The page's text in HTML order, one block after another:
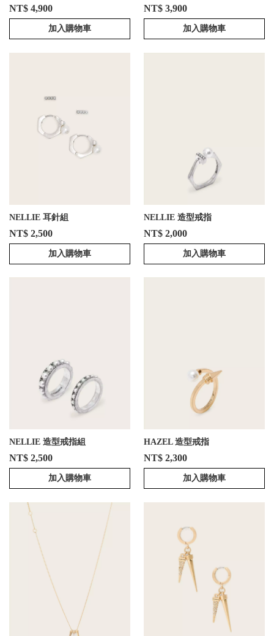
NT$ 4,900
加入購物車
NT$ 3,900
加入購物車
NELLIE 耳針組
NT$ 2,500
加入購物車
NELLIE 造型戒指
NT$ 2,000
加入購物車
NELLIE 造型戒指組
NT$ 2,500
加入購物車
HAZEL 造型戒指
NT$ 2,300
加入購物車